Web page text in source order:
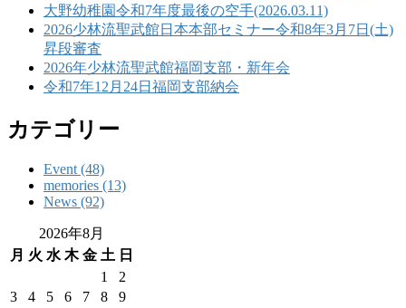
大野幼稚園令和7年度最後の空手(2026.03.11)
2026少林流聖武館日本本部セミナー令和8年3月7日(土)
昇段審査
2026年少林流聖武館福岡支部・新年会
令和7年12月24日福岡支部納会
カテゴリー
Event (48)
memories (13)
News (92)
2026年8月
月 火 水 木 金 土 日
1
2
3
4 5 6 7 8
9